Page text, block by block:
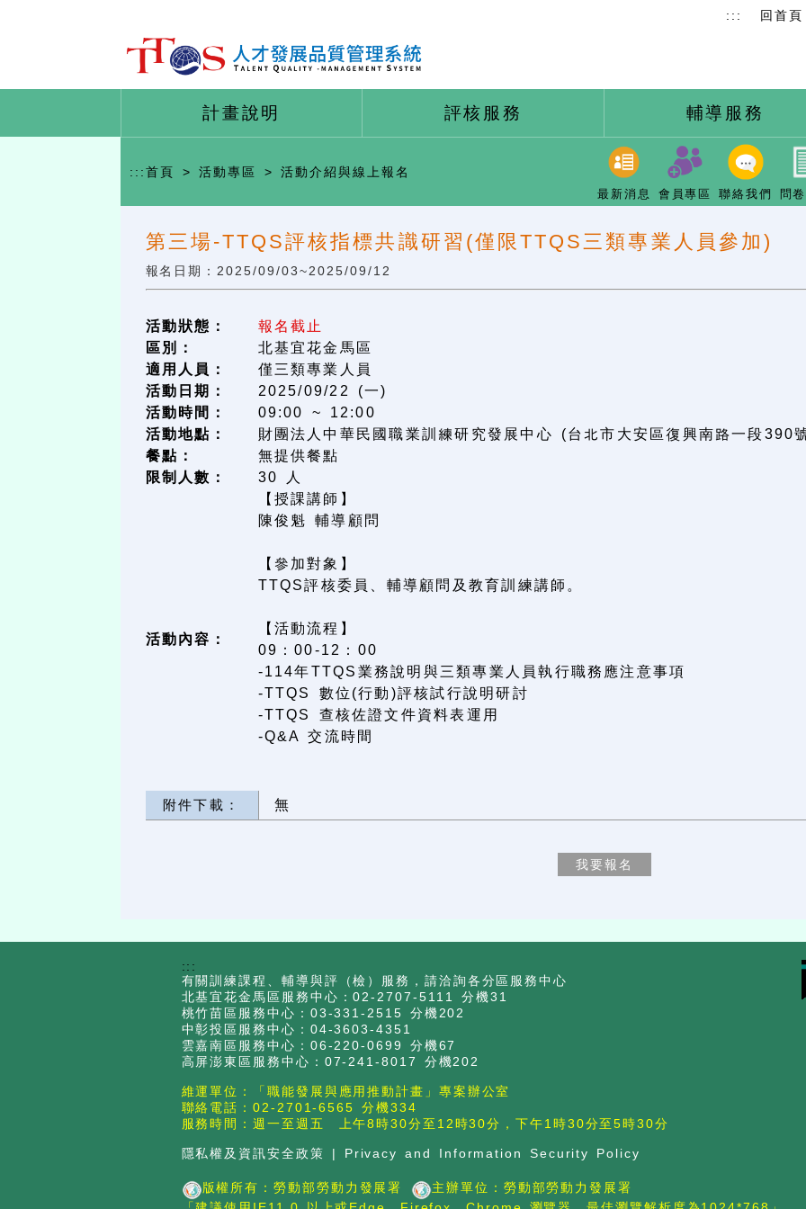
::: 回首頁
計畫說明 評核服務 輔導服務
:::首頁 >活動專區 > 活動介紹與線上報名
最新消息 會員專區 聯絡我們 問
第三場-TTQS評核指標共識研習(僅限TTQS三類專業人員參加)
報名日期：2025/09/03~2025/09/12
活動狀態：
報名截止
區別：
北基宜花金馬區
適用人員：
僅三類專業人員
活動日期：
2025/09/22 (一)
活動時間：
09:00 ~ 12:00
活動地點：
財團法人中華民國職業訓練研究發展中心 (台北市大安區復興南路一段390
餐點：
無提供餐點
限制人數：
30 人
活動內容：
【授課講師】
陳俊魁 輔導顧問
【參加對象】
TTQS評核委員、輔導顧問及教育訓練講師。
【活動流程】
09：00-12：00
-114年TTQS業務說明與三類專業人員執行職務應注意事項
-TTQS 數位(行動)評核試行說明研討
-TTQS 查核佐證文件資料表運用
-Q&A 交流時間
附件下載： 無
:::
有關訓練課程、輔導與評（檢）服務，請洽詢各分區服務中心
北基宜花金馬區服務中心：02-2707-5111 分機31
桃竹苗區服務中心：03-331-2515 分機202
中彰投區服務中心：04-3603-4351
雲嘉南區服務中心：06-220-0699 分機67
高屏澎東區服務中心：07-241-8017 分機202
維運單位：「職能發展與應用推動計畫」專案辦公室
聯絡電話：02-2701-6565 分機334
服務時間：週一至週五 上午8時30分至12時30分，下午1時30分至5時30分
隱私權及資訊安全政策 | Privacy and Information Security Policy
版權所有：勞動部勞動力發展署
主辦單位：勞動部勞動力發展署